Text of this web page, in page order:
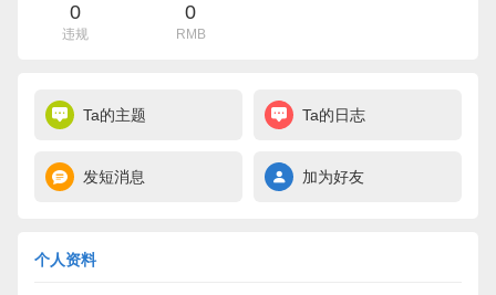
0
违规
0
RMB
Ta的主题 Ta的日志
发短消息 加为好友
个人资料